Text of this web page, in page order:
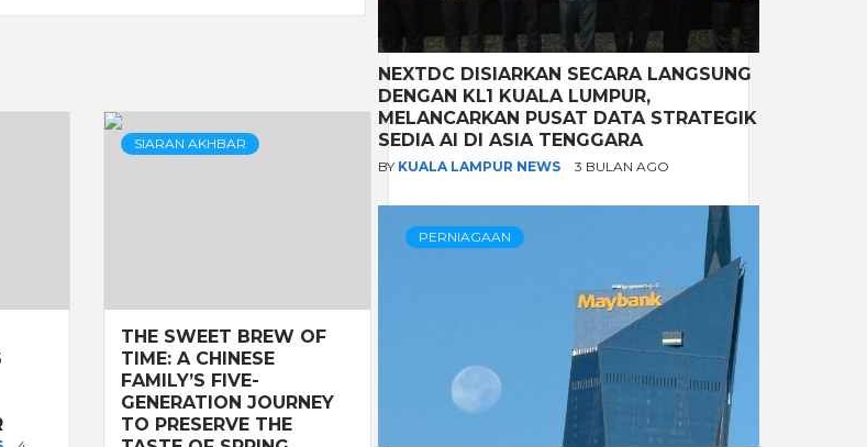
SIARAN AKHBAR
THE SWEET BREW OF
TIME: A CHINESE
FAMILY’S FIVE-
GENERATION JOURNEY
TO PRESERVE THE
NEXTDC DISIARKAN SECARA LANGSUNG
DENGAN KL1 KUALA LUMPUR,
MELANCARKAN PUSAT DATA STRATEGIK
SEDIA AI DI ASIA TENGGARA
BY KUALA LAMPUR NEWS 3 BULAN AGO
PERNIAGAAN